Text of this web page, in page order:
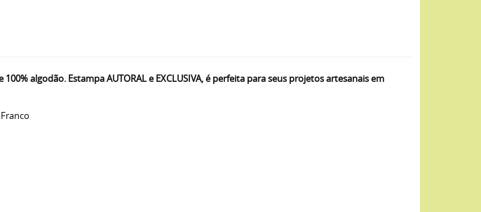
algodão. Estampa AUTORAL e EXCLUSIVA, é perfeita para seus projetos artesanais em